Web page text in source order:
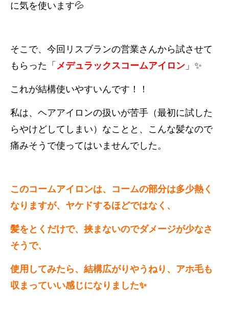
に気を使います💦
そこで、今回リスブランの営業さんから試させて
もらった「 メデュラックスコームアイロン 」✨
これが結構使いやすいんです！！
私は、ヘアアイロンの扱いが苦手（最初に試した
らやけどしてしまい）なことと、こんな髪なので
痛みそうで使ってはいませんでした。
このコームアイロンは、コームの部分は多少熱く
なりますが、ヤケドするほどではなく、
髪をとくだけで、挟まないのでダメージが少なさ
そうで、
使用してみたら、結構広がりやうねり、アホ毛も
収まっていい感じになりました✨